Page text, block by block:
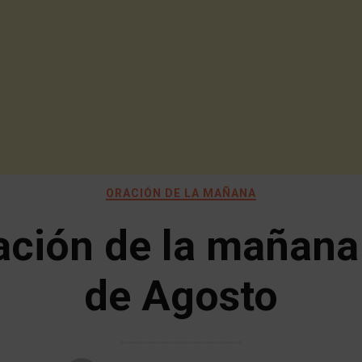
ORACIÓN DE LA MAÑANA
de la
de Agosto